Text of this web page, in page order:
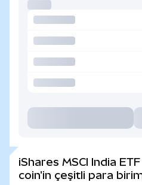
iShares MSCI India
coin'in çeşitli para